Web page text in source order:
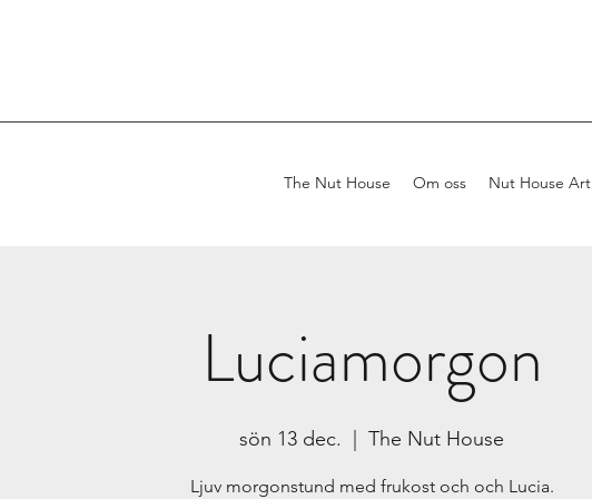
The Nut House Om oss Nut House Art
Luciamorgon
sön 13 dec. The Nut House
Ljuv morgonstund med frukost och och Lucia.